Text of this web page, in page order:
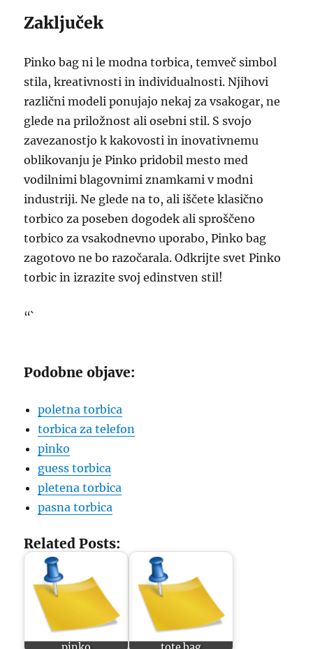
Zaključek
Pinko bag ni le modna torbica, temveč simbol
stila, kreativnosti in individualnosti. Njihovi
različni modeli ponujajo nekaj za vsakogar, ne
glede na priložnost ali osebni stil. S svojo
zavezanostjo k kakovosti in inovativnemu
oblikovanju je Pinko pridobil mesto med
vodilnimi blagovnimi znamkami v modni
industriji. Ne glede na to, ali iščete klasično
torbico za poseben dogodek ali sproščeno
torbico za vsakodnevno uporabo, Pinko bag
zagotovo ne bo razočarala. Odkrijte svet Pinko
torbic in izrazite svoj edinstven stil!
“`
Podobne objave:
poletna torbica
torbica za telefon
pinko
guess torbica
pletena torbica
pasna torbica
Related Posts: